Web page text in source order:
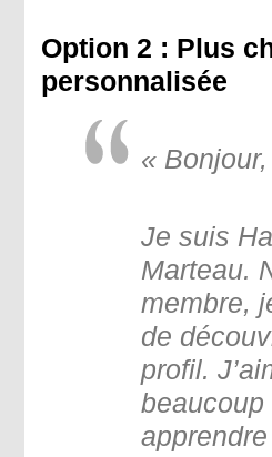
Option 2 : Plus
personnalisée
« Bonjour,
Je suis
Marteau.
membre,
de
profil.
beaucoup